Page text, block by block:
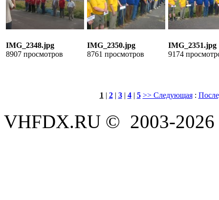
IMG_2348.jpg
8907 просмотров
IMG_2350.jpg
8761 просмотров
IMG_2351.jpg
9174
1 | 2| 3| 4| 5 >> Следующая:
VHFDX.RU © 2003-2026